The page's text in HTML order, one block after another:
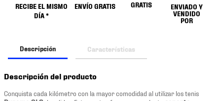
RECIBE EL MISMO
DÍA *
ENVÍO GRATIS
GRATIS
ENVIADO Y
VENDIDO
POR
Descripción Características
Descripción del producto
Conquista cada kilómetro con la mayor comodidad al utilizar los tenis